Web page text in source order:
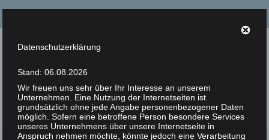
Tierrechte Kaplan
Helmut F. Kaplan – Philosoph und Autor
Menü
Datenschutzerklärung
Stand: 06.08.2026
Wir freuen uns sehr über Ihr Interesse an unserem
Unternehmen. Eine Nutzung der Internetseiten ist
grundsätzlich ohne jede Angabe personenbezogener Daten
möglich. Sofern eine betroffene Person besondere Services
unseres Unternehmens über unsere Internetseite in
Anspruch nehmen möchte, könnte jedoch eine Verarbeitung